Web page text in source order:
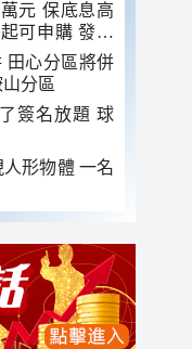
元 保底息高
可申購 發行
田心分區將併
分區
簽名放題 球
形物體 一名